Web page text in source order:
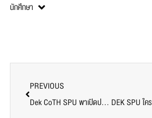
นักศึกษา
PREVIOUS
Dek CoTH SPU พาเปิดประสบการณ์ เรียนกับตัวจริงประสบการณ์จริง ตั้งแต่ปี 1 ณ โรงแรมโนโวเทล กรุงเทพฯ สนามบินสุวรรณภูมิ